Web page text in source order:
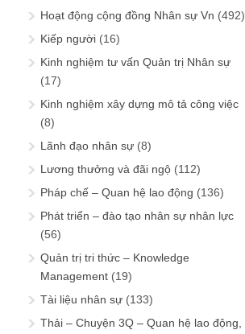
Hoạt động cộng đồng Nhân sự Vn (492)
Kiếp người (16)
Kinh nghiệm tư vấn Quản trị Nhân sự
(17)
Kinh nghiệm xây dựng mô tả công việc
(8)
Lãnh đạo nhân sự (8)
Lương thưởng và đãi ngộ (112)
Pháp chế – Quan hệ lao động (136)
Phát triển – đào tạo nhân sự nhân lực
(56)
Quản trị tri thức – Knowledge
Management (19)
Tài liệu nhân sự (133)
Thải – Chuyện 3Q – Quan hệ lao động,